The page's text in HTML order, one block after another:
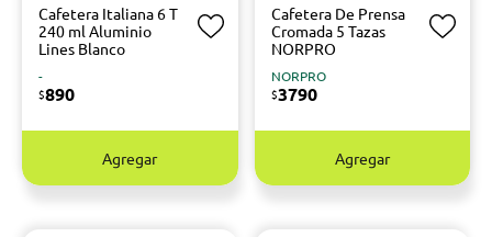
Cafetera Italiana 6 T
240 ml Aluminio
Lines Blanco
-
$890
Agregar
Cafetera De Prensa
Cromada 5 Tazas
NORPRO
NORPRO
$3790
Agregar